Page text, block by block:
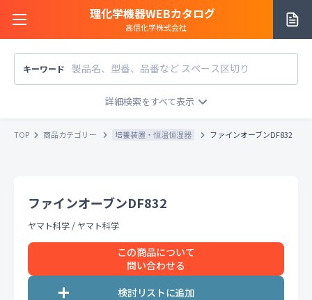
理化学機器WEBカタログ
高信化学株式会社
サイトご利用方法
販売元別で探す
お知らせ一覧
お問い合わせ
キーワード
TOP 商品カテゴリー 培養装置・恒温恒湿器 ファインオーブンDF832
ファインオーブンDF832
ヤマト科学 / ヤマト科学
この商品について
問い合わせる